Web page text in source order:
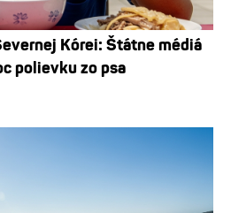
Kórei: Štátne médiá
polievku zo psa